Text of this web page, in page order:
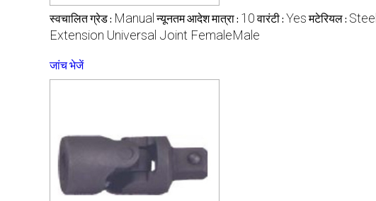
स्वचालित ग्रेड : Manual न्यूनतम आदेश मात्रा : 10 वारंटी : Yes मटेरियल : Steel
Extension Universal Joint FemaleMale
जांच भेजें